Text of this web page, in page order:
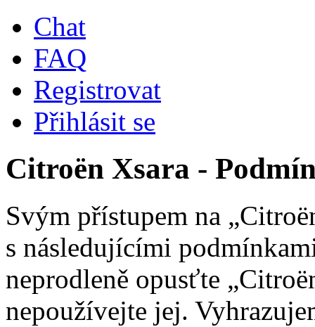
Chat
FAQ
Registrovat
Přihlásit se
Citroën Xsara -
Svým přístupem na
s následujícími
neprodleně opusťte
nepoužívejte jej.